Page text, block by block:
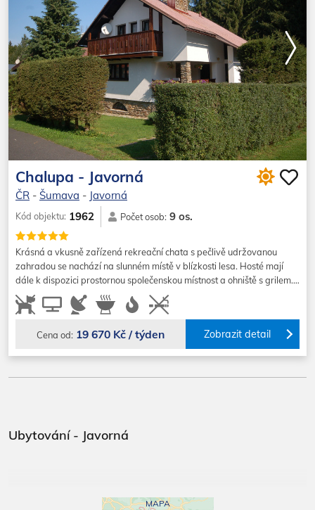
Chalupa - Javorná
ČR - Šumava - Javorná
Kód objektu: 1962 Počet osob: 9 os.
Krásná a vkusně zařízená rekreační chata s pečlivě udržovanou
zahradou se nachází na slunném místě v blízkosti lesa. Hosté mají
dále k dispozici prostornou společenskou místnost a ohniště s grilem.…
Cena od: 19 670 Kč / týden Zobrazit detail
Ubytování - Javorná
MAPA